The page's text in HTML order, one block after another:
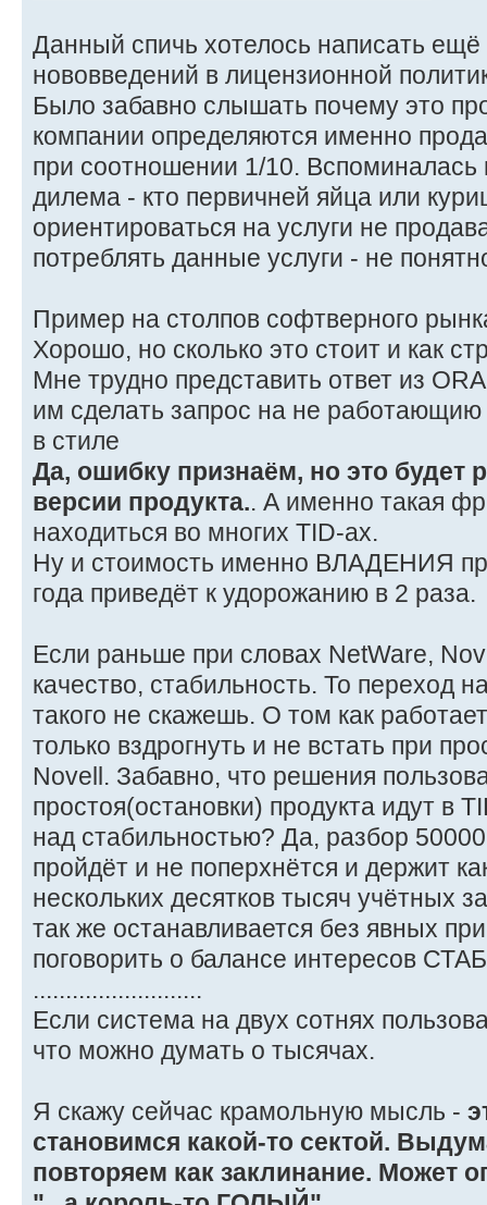
Данный спичь хотелось написать ещё
нововведений в лицензионной
Было забавно слышать почему это
компании определяются именно
при соотношении 1/10. Вспоминалась
дилема - кто первичней яйца или
ориентироваться на услуги не
потреблять данные услуги - не
Пример на столпов софтверного
Хорошо, но сколько это стоит и как
Мне трудно представить ответ из
им сделать запрос на не
в стиле
Да, ошибку признаём, но это
версии продукта.. А именно такая
находиться во многих TID-ах.
Ну и стоимость именно ВЛАДЕНИЯ
года приведёт к удорожанию в 2 раза.
Если раньше при словах NetWare,
качество, стабильность. То переход
такого не скажешь. О том как
только вздрогнуть и не встать при
Novell. Забавно, что решения
простоя(остановки) продукта идут в
над стабильностью? Да, разбор
пройдёт и не поперхнётся и держит
нескольких десятков тысяч учётных
так же останавливается без явных
поговорить о балансе интересов
..........................
Если система на двух сотнях
что можно думать о тысячах.
Я скажу сейчас крамольную мысль -
становимся какой-то сектой.
повторяем как заклинание. Может